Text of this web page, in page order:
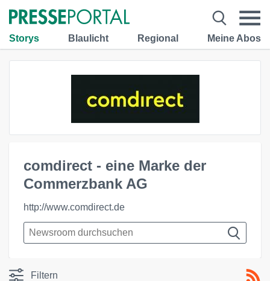
Storys Blaulicht Regional Meine Abos
comdirect - eine Marke der
Commerzbank AG
http://www.comdirect.de
Filtern